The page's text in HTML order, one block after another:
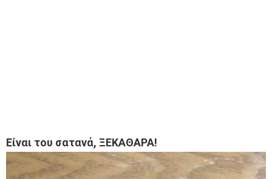
Είναι του σατανά, ΞΕΚΑΘΑΡΑ!